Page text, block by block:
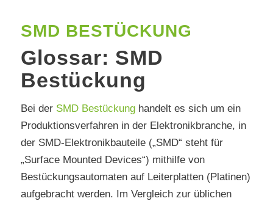
SMD BESTÜCKUNG
Glossar: SMD
Bestückung
Bei der SMD Bestückunghandelt es sich um ein
Produktionsverfahren in der Elektronikbranche, in
der SMD-Elektronikbauteile („SMD“ steht für
„Surface Mounted Devices“) mithilfe von
Bestückungsautomaten auf Leiterplatten (Platinen)
aufgebracht werden. Im Vergleich zur üblichen